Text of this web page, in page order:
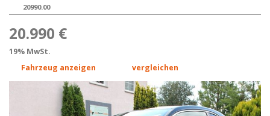
20990.00
20.990 €
19% MwSt.
Fahrzeug anzeigen
vergleichen